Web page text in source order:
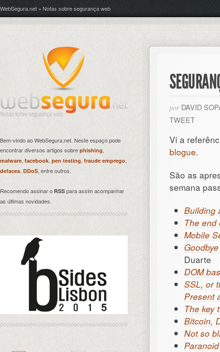
WebSegura.net » Notas sobre segurança web
por DAVID
TWEET
Vi a
blogue.
São as
semana
Building
The
Mobile
Duarte
DOM
SSL, or
Present
The key
Bitcoin,
Not so
Bem-vindo ao WebSegura.net. Neste espaço pode
encontrar diversos artigos sobre phishing,
malware, facebook, pen testing fraude emprego,
defaces, DDoS, entre outros.
Recomendo assinar o RSS para assim acompanhar
as últimas novidades.